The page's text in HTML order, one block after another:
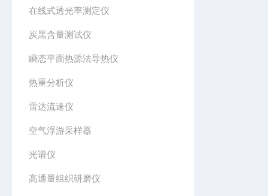
在线式透光率测定仪
炭黑含量测试仪
瞬态平面热源法导热仪
热重分析仪
雷达流速仪
空气浮游采样器
光谱仪
高通量组织研磨仪